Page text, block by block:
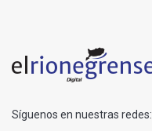
Síguenos en nuestras redes: